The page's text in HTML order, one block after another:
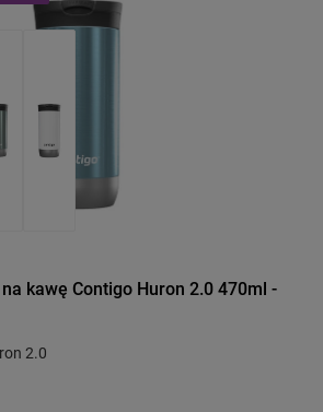
kawę Contigo Huron 2.0 470ml -
2.0